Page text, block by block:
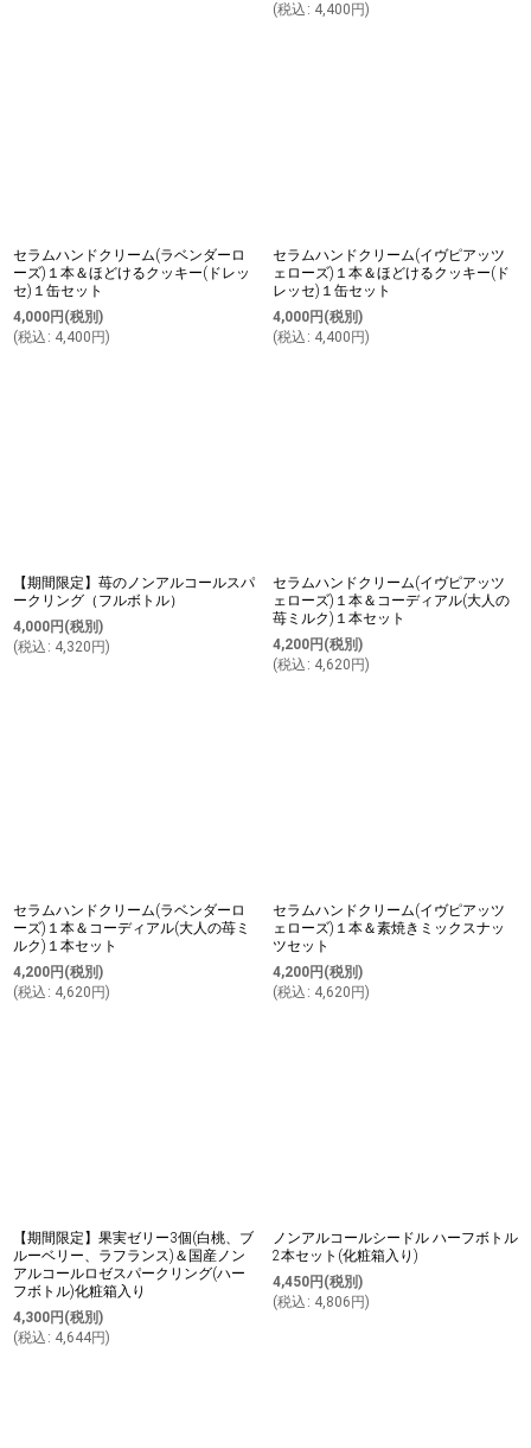
(税込 : 4,400 円)
セラムハンドクリーム(ラベンダーロ
ーズ)１本＆ほどけるクッキー(ドレッ
セ)１缶セット
4,000円 (税別)
(税込 : 4,400 円)
セラムハンドクリーム(イヴピアッツ
ェローズ)１本＆ほどけるクッキー(ド
レッセ)１缶セット
4,000円 (税別)
(税込 : 4,400 円)
【期間限定】苺のノンアルコールスパ
ークリング（フルボトル）
4,000円 (税別)
(税込 : 4,320 円)
セラムハンドクリーム(イヴピアッツ
ェローズ)１本＆コーディアル(大人の
苺ミルク)１本セット
4,200円 (税別)
(税込 : 4,620 円)
セラムハンドクリーム(ラベンダーロ
ーズ)１本＆コーディアル(大人の苺ミ
ルク)１本セット
4,200円 (税別)
(税込 : 4,620 円)
セラムハンドクリーム(イヴピアッツ
ェローズ)１本＆素焼きミックスナッ
ツセット
4,200円 (税別)
(税込 : 4,620 円)
【期間限定】果実ゼリー3個(白桃、ブ
ルーベリー、ラフランス)＆国産ノン
アルコールロゼスパークリング(ハー
フボトル)化粧箱入り
4,300円 (税別)
(税込 : 4,644円)
ノンアルコールシードル ハーフボトル
2本セット(化粧箱入り)
4,450円 (税別)
(税込 : 4,806 円)